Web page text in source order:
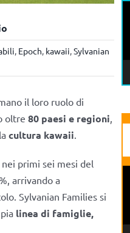
, Epoch, kawaii,Sylvanian
il loro ruolo di
oltre 80 paesi e regioni
cultura kawaii
primi sei mesi del
arrivando a
Sylvanian Families si
linea di famiglie,